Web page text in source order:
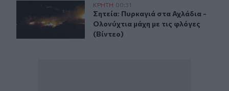
Σητεία: Πυρκαγιά στα Αχλάδια - Ολονύχτια μάχη με τις
ΚΡΗΤΗ 00:31
Σητεία: Πυρκαγιά στα Αχλάδια -
Σητεία: Πυρκαγιά στα Αχλάδια -
Ολονύχτια μάχη με τις φλόγες
(Βίντεο)